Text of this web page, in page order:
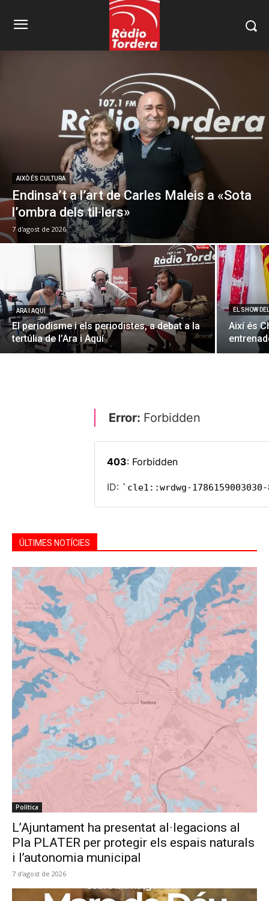
AIXÒ ÉS CULTURA
Endinsa’t a l’art de Carles Maleis a «Sota
l’ombra dels til·lers»
7 d'agost de 2026
ARA I AQUÍ
El periodisme i els periodistes, a debat a la
tertúlia de l’Ara i Aquí
EL SHOW
Així és
ÚLTIMES NOTÍCIES
Política
L’Ajuntament ha presentat al·legacions al
Pla PLATER per protegir els espais naturals
i l’autonomia municipal
7 d'agost de 2026